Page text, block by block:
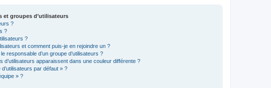
et groupes d’utilisateurs
?
?
?
et comment puis-je en rejoindre un ?
responsable d’un groupe d’utilisateurs ?
d’utilisateurs apparaissent dans une couleur différente ?
d’utilisateurs par défaut » ?
» ?